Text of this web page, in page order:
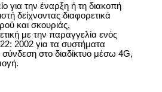
για την έναρξη ή τη διακοπή
δείχνοντας διαφορετικά
και σκουριάς,
με την παραγγελία ενός
2002 για τα συστήματα
στο διαδίκτυο μέσω 4G,